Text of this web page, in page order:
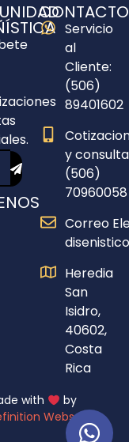
CONTACTO
Servicio
al
Cliente:
(506)
89401602
y
(506)
70960058
Correo
Heredia
San
Isidro,
40602,
Costa
Rica
with
by
Webs